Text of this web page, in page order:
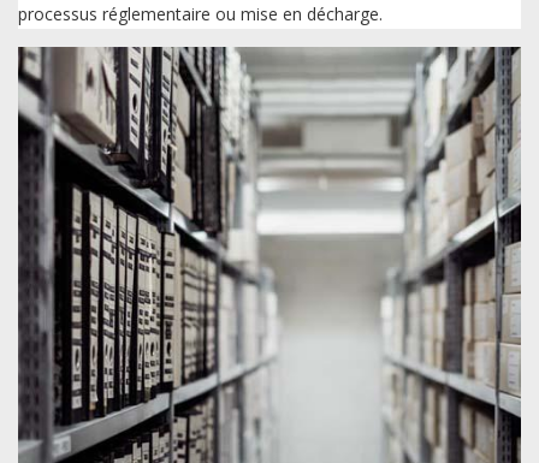
processus réglementaire ou mise en décharge.